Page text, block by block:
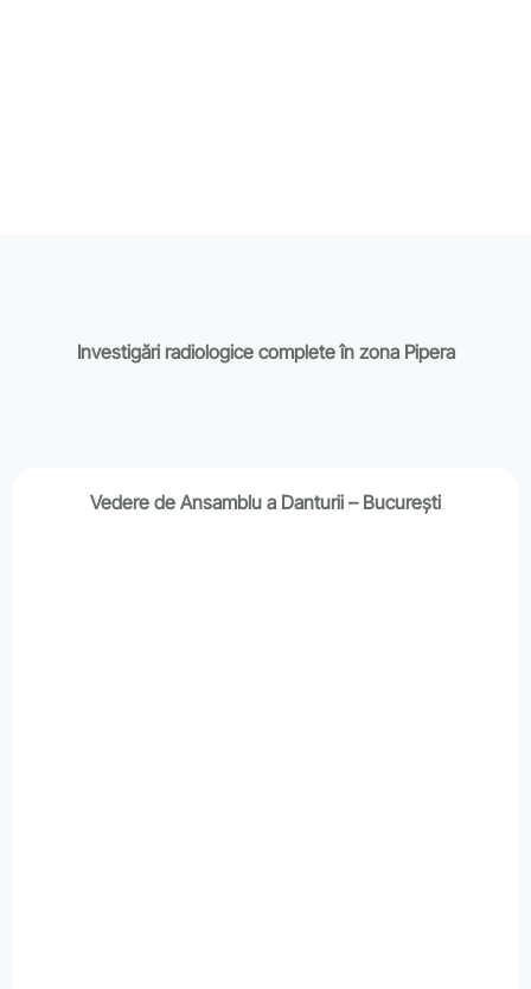
Investigări radiologice complete în zona Pipera
Vedere de Ansamblu a Danturii – București